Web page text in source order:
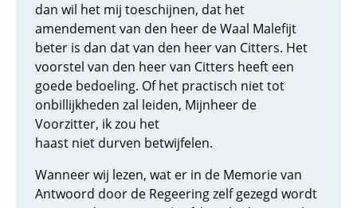
dan wil het mij toeschijnen, dat het
amendement van den heer de Waal Malefijt
beter is dan dat van den heer van Citters. Het
voorstel van den heer van Citters heeft een
goede bedoeling. Of het practisch niet tot
onbillijkheden zal leiden, Mijnheer de
Voorzitter, ik zou het
haast niet durven betwijfelen.
Wanneer wij lezen, wat er in de Memorie van
Antwoord door de Regeering zelf gezegd wordt